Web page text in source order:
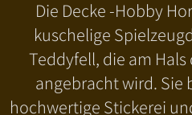
Die Decke -Hobby
kuschelige
Teddyfell, die am
angebracht wird. Sie
hochwertige Stickerei